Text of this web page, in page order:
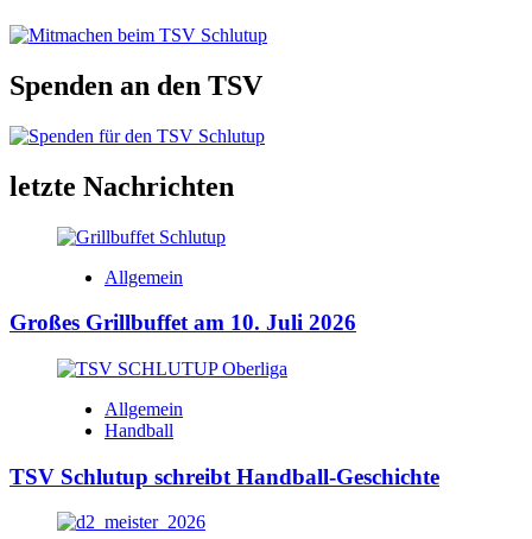
Spenden an den TSV
letzte Nachrichten
Allgemein
Großes Grillbuffet am 10. Juli 2026
Allgemein
Handball
TSV Schlutup schreibt Handball-Geschichte